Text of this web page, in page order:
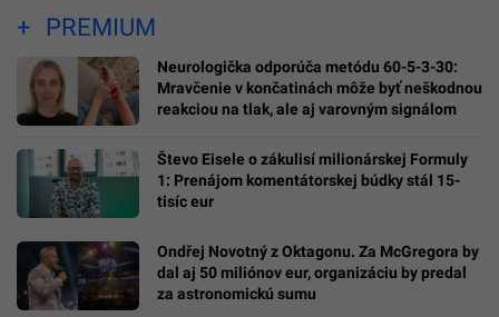
PREMIUM
Neurologička odporúča metódu 60-5-3-30:
Mravčenie v končatinách môže byť neškodnou
reakciou na tlak, ale aj varovným signálom
Števo Eisele o zákulisí milionárskej Formuly
1: Prenájom komentátorskej búdky stál 15-
tisíc eur
Ondřej Novotný z Oktagonu. Za McGregora by
dal aj 50 miliónov eur, organizáciu by predal
za astronomickú sumu